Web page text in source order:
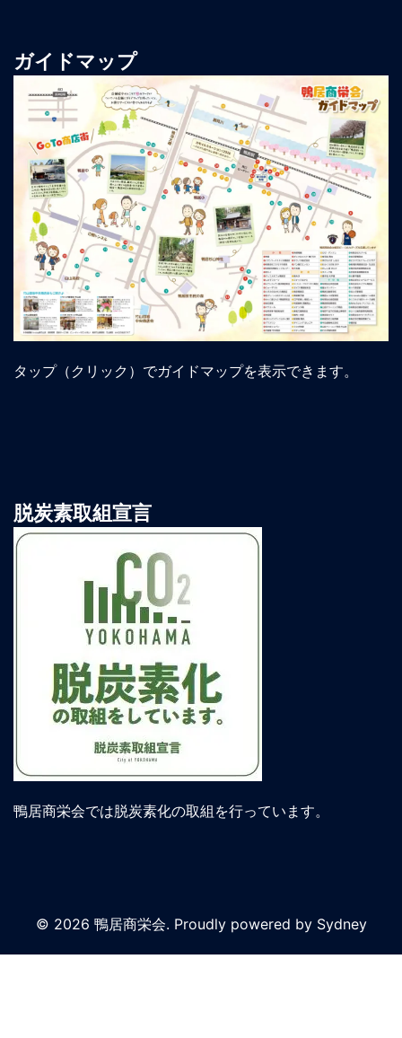
ガイドマップ
タップ（クリック）でガイドマップを表示できます。
脱炭素取組宣言
鴨居商栄会では脱炭素化の取組を行っています。
© 2026 鴨居商栄会. Proudly powered by Sydney